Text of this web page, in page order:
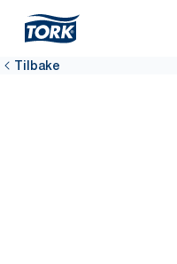
Tilbake